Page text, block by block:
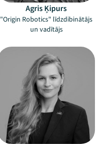
Agris Ķipurs
"Origin Robotics" līdzdibinātājs
un vadītājs